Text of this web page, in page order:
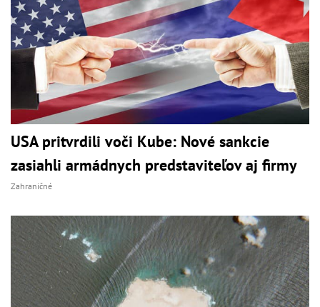
USA pritvrdili voči Kube: Nové sankcie
zasiahli armádnych predstaviteľov aj firmy
Zahraničné